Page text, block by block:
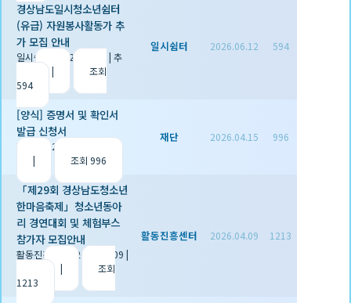
경상남도일시청소년쉼터
(유급) 자원봉사활동가 추
가 모집 안내
일시쉼터 2026.06.12 | 추
|
조회
594
일시쉼터 2026.06.12 594
[양식] 증명서 및 확인서
발급 신청서
재단 2026.04.15
|
조회 996
재단 2026.04.15 996
「제29회 경상남도청소년
한마음축제」청소년동아
리 경연대회 및 체험부스
참가자 모집안내
활동진흥센터 2026.04.09 |
|
조회
1213
활동진흥센터 2026.04.09 1213